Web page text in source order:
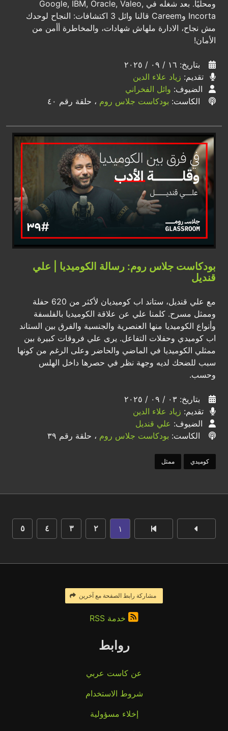
ومحليًا. بعد شغله في Google, IBM, Oracle, Valeo,
Incorta وCareem قالنا وائل 3 اكتشافات: النجاح لوحدك
مش نجاح، الادارة ملهاش شهادات، والمخاطرة أأمن من
الأمان!
بتاريخ: ١٦ / ٠٩ / ٢٠٢٥
تقديم: زياد علاء الدين
الضيوف: وائل الفخراني
الكاست: بودكاست جلاس روم ، حلقة رقم ٤٠
بودكاست جلاس روم: رسالة الكوميديا | علي
قنديل
مع علي قنديل، ستاند اب كوميديان لأكثر من 620 حفلة
وممثل مسرح. كلمنا علي عن علاقة الكوميديا بالفلسفة
وأنواع الكوميديا منها العنصرية والجنسية والفرق بين الستاند
اب كوميدي وحفلات التفاعل. يرى علي فروقات كبيرة بين
ممثلي الكوميديا في الماضي والحاضر وعلى الرغم من كونها
سبب للضحك لديه وجهة نظر في حصرها داخل الهلس
وحسب.
بتاريخ: ٠٣ / ٠٩ / ٢٠٢٥
تقديم: زياد علاء الدين
الضيوف: علي قنديل
الكاست: بودكاست جلاس روم ، حلقة رقم ٣٩
كوميدي ممثل
١ ٢ ٣ ٤ ٥
مشاركة رابط الصفحة مع آخرين
خدمة RSS
روابط
عن كاست عربي
شروط الاستخدام
إخلاء مسؤولية